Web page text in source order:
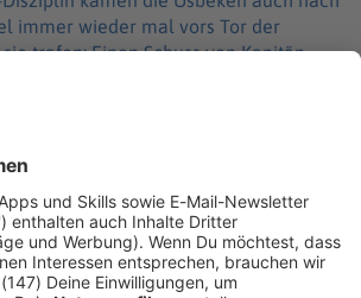
immer wieder mal vors Tor der
trafen: Einen Schuss von Kapitän
Keeper Camilo Vargas
den Ball brauchte Fayzullaev aber nur
Mit seinem Tor nach einem Konter
aber wieder. Kurz vor Schluss erhöhte